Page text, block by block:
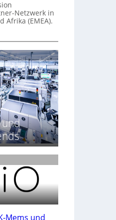
Netzwerk in
Afrika (EMEA).
und
Mems und